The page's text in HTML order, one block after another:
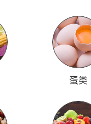
蛋类